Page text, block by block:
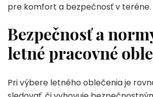
pre komfort a bezpečnosť v teréne.
Bezpečnosť a
letné pracovné
Pri výbere letného oblečenia je